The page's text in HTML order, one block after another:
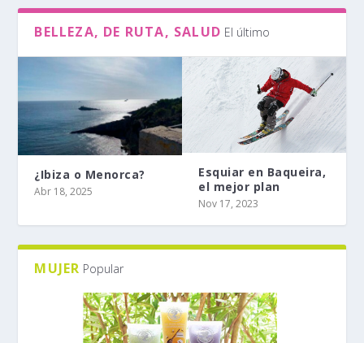
BELLEZA, DE RUTA, SALUD El último
¿Ibiza o Menorca?
Abr 18, 2025
Esquiar en Baqueira,
el mejor plan
Nov 17, 2023
MUJER Popular